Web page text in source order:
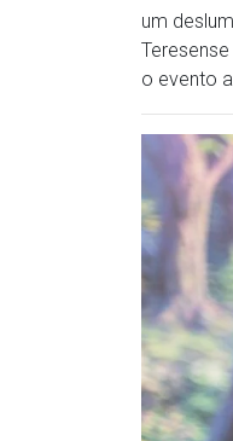
um
o evento